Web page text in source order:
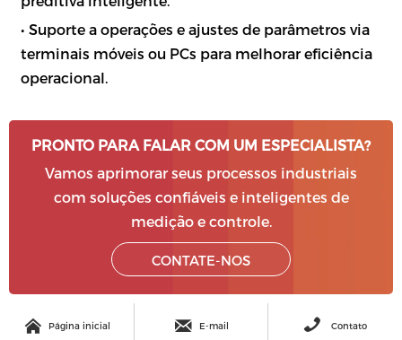
• Suporte a operações e ajustes de parâmetros via
terminais móveis ou PCs para melhorar eficiência
operacional.
PRONTO PARA FALAR COM UM ESPECIALISTA?
Vamos aprimorar seus processos industriais
com soluções confiáveis e inteligentes de
medição e controle.
CONTATE-NOS
 Página inicial  E-mail  Contato